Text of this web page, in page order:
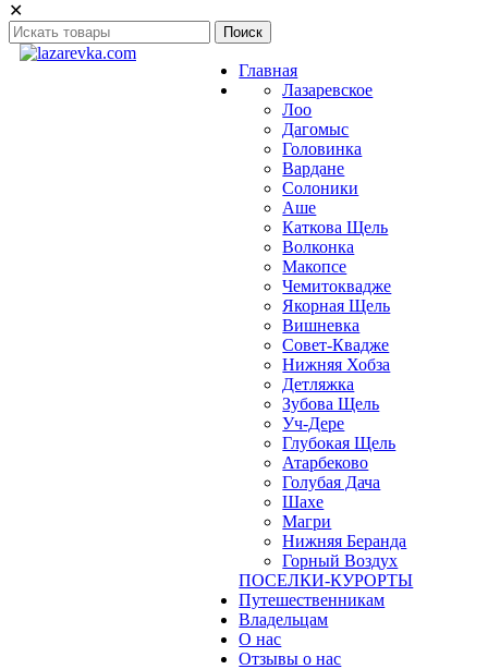
✕
Главная
Лазаревское
Лоо
Дагомыс
Головинка
Вардане
Солоники
Аше
Каткова Щель
Волконка
Макопсе
Чемитоквадже
Якорная Щель
Вишневка
Совет-Квадже
Нижняя Хобза
Детляжка
Зубова Щель
Уч-Дере
Глубокая Щель
Атарбеково
Голубая Дача
Шахе
Магри
Нижняя Беранда
Горный Воздух
ПОСЕЛКИ-КУРОРТЫ
Путешественникам
Владельцам
О нас
Отзывы о нас